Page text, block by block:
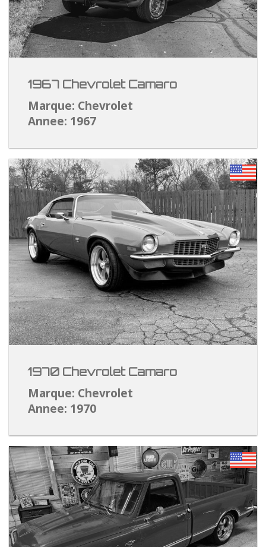
1967 Chevrolet Camaro
Marque: Chevrolet
Annee: 1967
1970 Chevrolet Camaro
Marque: Chevrolet
Annee: 1970